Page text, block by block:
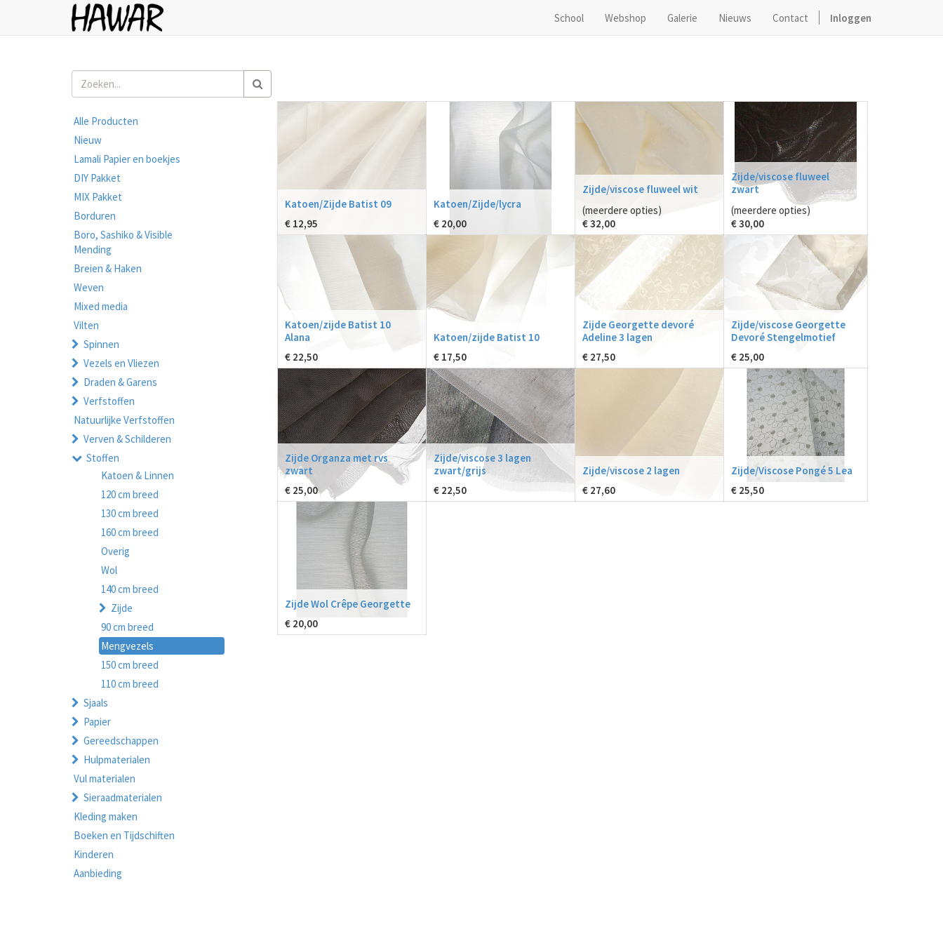
School Webshop Galerie Nieuws Contact Inloggen
Alle Producten
Nieuw
Lamali Papier en boekjes
DIY Pakket
MIX Pakket
Borduren
Boro, Sashiko & Visible
Mending
Breien & Haken
Weven
Mixed media
Vilten
Spinnen
Vezels en Vliezen
Draden & Garens
Verfstoffen
Natuurlijke Verfstoffen
Verven & Schilderen
Stoffen
Katoen & Linnen
120 cm breed
130 cm breed
160 cm breed
Overig
Wol
140 cm breed
Zijde
90 cm breed
Mengvezels
150 cm breed
110 cm breed
Sjaals
Papier
Gereedschappen
Hulpmaterialen
Vul materialen
Sieraadmaterialen
Kleding maken
Boeken en Tijdschiften
Kinderen
Aanbieding
Katoen/Zijde Batist 09
€ 12,95
Katoen/Zijde/lycra
€ 20,00
Zijde/viscose fluweel wit
(meerdere opties)
€32,00
Zijde/viscose fluweel
zwart
(meerdere opties)
€30,00
Katoen/zijde Batist 10
Alana
€ 22,50
Katoen/zijde Batist 10
€ 17,50
Zijde Georgette devoré
Adeline 3 lagen
€ 27,50
Zijde/viscose Georgette
Devoré Stengelmotief
€ 25,00
Zijde Organza met rvs
zwart
€ 25,00
Zijde/viscose 3 lagen
zwart/grijs
€ 22,50
Zijde/viscose 2 lagen
€ 27,60
Zijde/Viscose Pongé 5 Lea
€ 25,50
Zijde Wol Crêpe Georgette
€ 20,00